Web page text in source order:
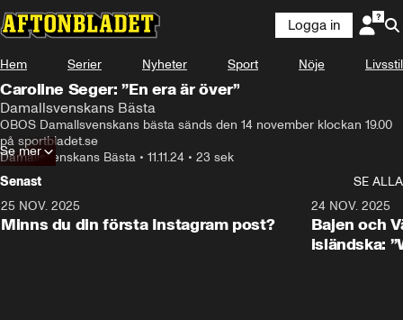
Logga in
Hem Serier Nyheter Sport Nöje Livsstil
Caroline Seger: ”En era är över”
Damallsvenskans Bästa
OBOS Damallsvenskans bästa sänds den 14 november klockan 19.00
på sportbladet.se
Damallsvenskans Bästa • 11.11.24 • 23 sek
Se mer
Senast
SE ALLA
25 NOV. 2025
Minns du din första Instagram post?
24 NOV. 2025
Bajen och
isländska: